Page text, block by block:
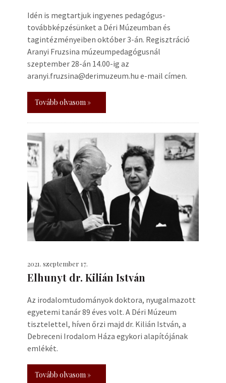
Idén is megtartjuk ingyenes pedagógus-
továbbképzésünket a Déri Múzeumban és
tagintézményeiben október 3-án. Regisztráció
Aranyi Fruzsina múzeumpedagógusnál
szeptember 28-án 14.00-ig az
aranyi.fruzsina@derimuzeum.hu e-mail címen.
Tovább olvasom »
2021. szeptember 17.
Elhunyt dr. Kilián István
Az irodalomtudományok doktora, nyugalmazott
egyetemi tanár 89 éves volt. A Déri Múzeum
tisztelettel, híven őrzi majd dr. Kilián István, a
Debreceni Irodalom Háza egykori alapítójának
emlékét.
Tovább olvasom »